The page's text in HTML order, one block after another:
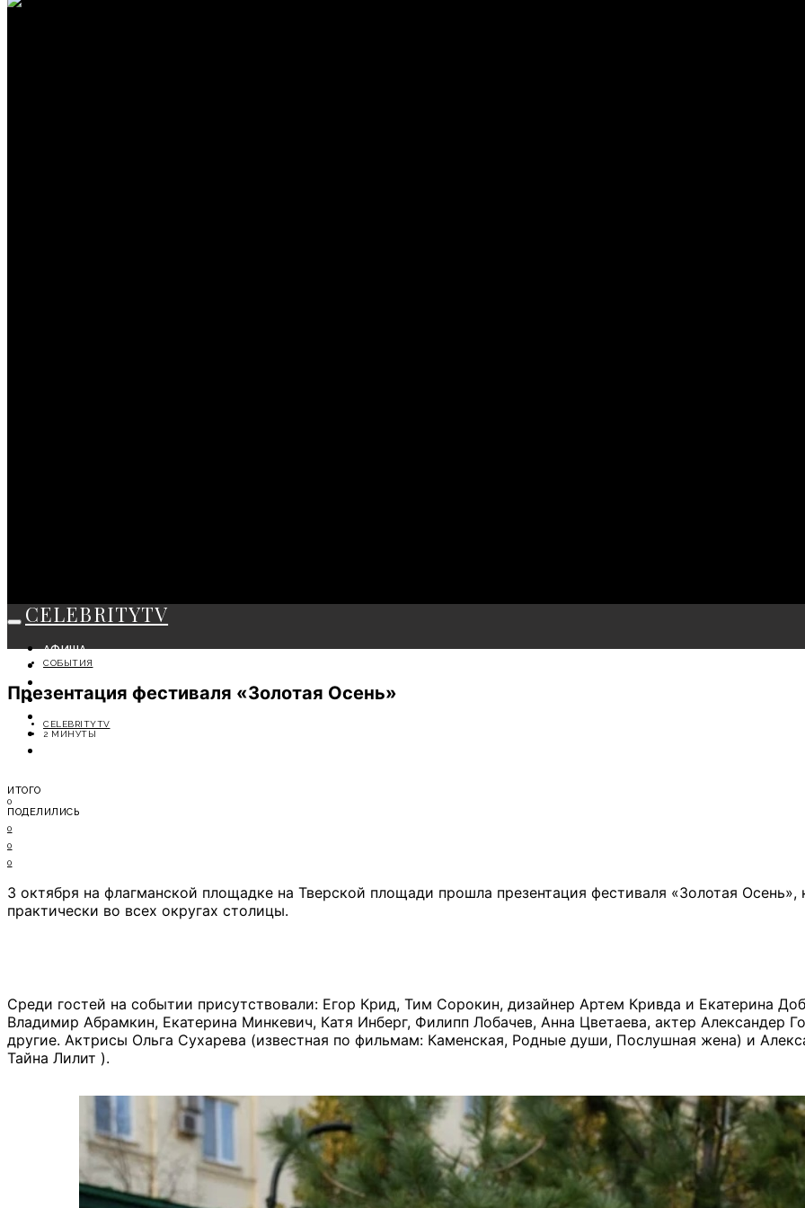
CELEBRITYTV
АФИША
СОБЫТИЯ
МОДА
ЛИЧНОСТЬ
ОТДЫХ
СОБЫТИЯ
Презентация фестиваля «Золотая Осень»
CELEBRITYTV
2 МИНУТЫ
ИТОГО
0
ПОДЕЛИЛИСЬ
0
0
0
3 октября на флагманской площадке на Тверской площади прошла презентация фестиваля «Золотая
практически во всех округах столицы.
Среди гостей на событии присутствовали: Егор Крид, Тим Сорокин, дизайнер Артем Кривда и Екатерина
Владимир Абрамкин, Екатерина Минкевич, Катя Инберг, Филипп Лобачев, Анна Цветаева, актер Александер
другие. Актрисы Ольга Сухарева (известная по фильмам: Каменская, Родные души, Послушная жена) и
Тайна Лилит ).